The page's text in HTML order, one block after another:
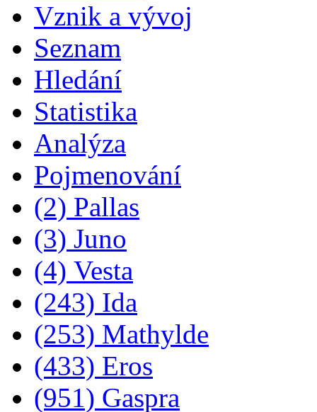
Vznik a vývoj
Seznam
Hledání
Statistika
Analýza
Pojmenování
(2) Pallas
(3) Juno
(4) Vesta
(243) Ida
(253) Mathylde
(433) Eros
(951) Gaspra